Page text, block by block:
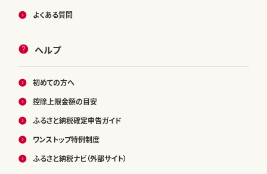
よくある質問
ヘルプ
初めての方へ
控除上限金額の目安
ふるさと納税確定申告ガイド
ワンストップ特例制度
ふるさと納税ナビ（外部サイト）